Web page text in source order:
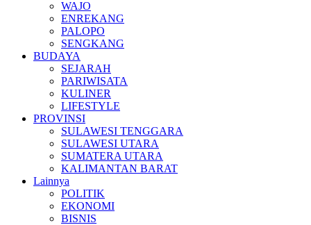
WAJO
ENREKANG
PALOPO
SENGKANG
BUDAYA
SEJARAH
PARIWISATA
KULINER
LIFESTYLE
PROVINSI
SULAWESI TENGGARA
SULAWESI UTARA
SUMATERA UTARA
KALIMANTAN BARAT
Lainnya
POLITIK
EKONOMI
BISNIS